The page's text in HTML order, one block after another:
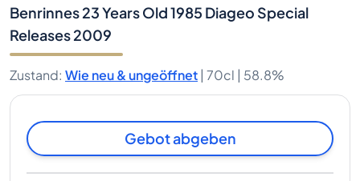
Benrinnes 23 Years Old 1985 Diageo Special
Releases 2009
Zustand: Wie neu & ungeöffnet | 70cl | 58.8%
Gebot abgeben